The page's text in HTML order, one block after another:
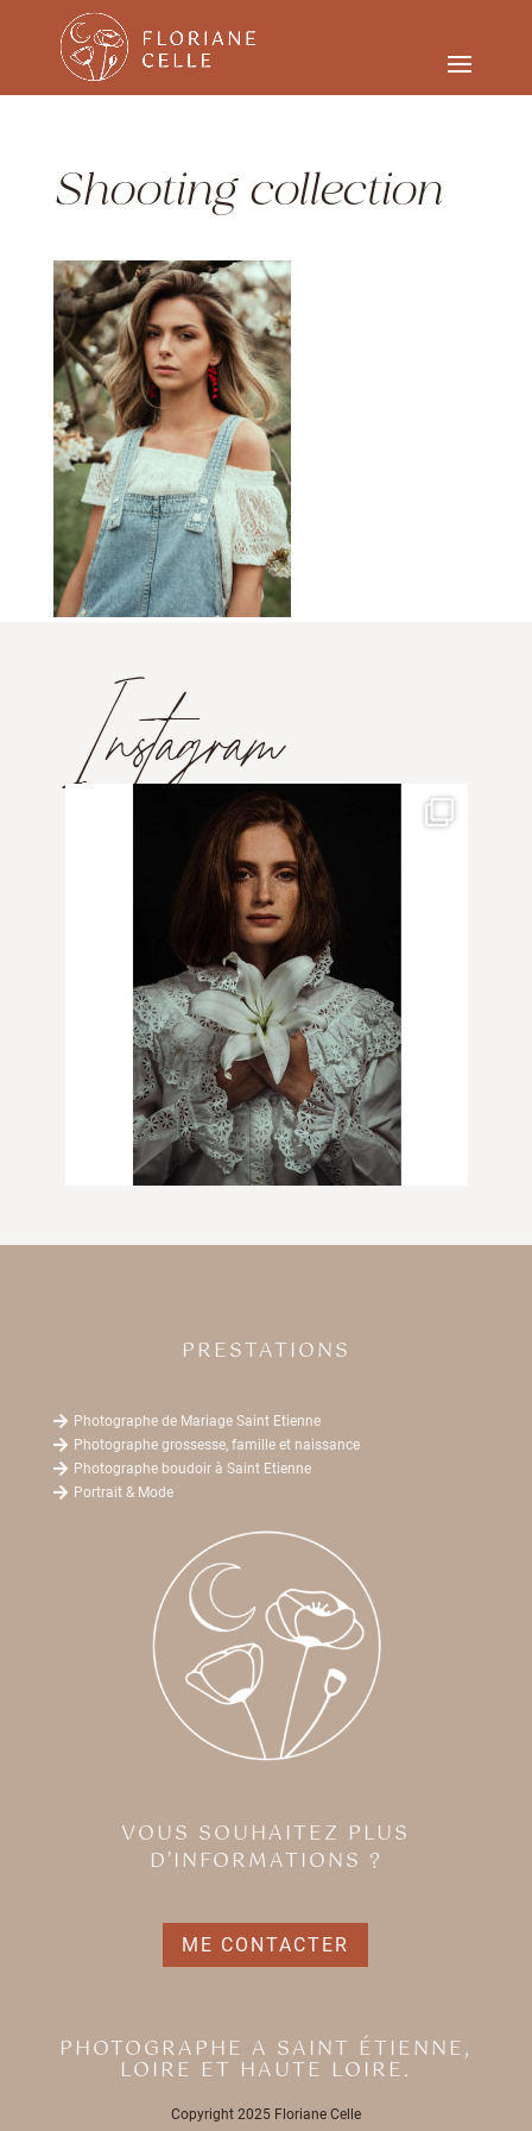
Shooting collection
Instagram
PRESTATIONS
 Photographe de Mariage Saint Etienne
 Photographe grossesse, famille et naissance
 Photographe boudoir à Saint Etienne
 Portrait & Mode
VOUS SOUHAITEZ PLUS
D’INFORMATIONS ?
ME CONTACTER
PHOTOGRAPHE A SAINT ÉTIENNE,
LOIRE ET HAUTE LOIRE.
Copyright 2025 Floriane Celle